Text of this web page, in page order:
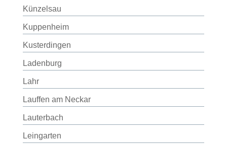
Künzelsau
Kuppenheim
Kusterdingen
Ladenburg
Lahr
Lauffen am Neckar
Lauterbach
Leingarten